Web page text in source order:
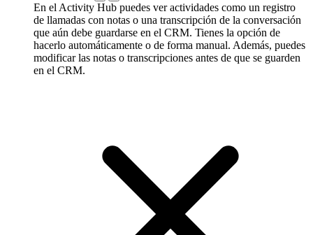
En el Activity Hub puedes ver actividades como un registro
de llamadas con notas o una transcripción de la conversación
que aún debe guardarse en el CRM. Tienes la opción de
hacerlo automáticamente o de forma manual. Además, puedes
modificar las notas o transcripciones antes de que se guarden
en el CRM.